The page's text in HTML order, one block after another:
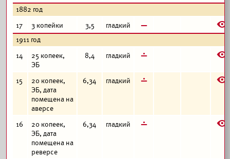
1882 год
17
3 копейки 3,5 гладкий в E
1911 год
14
25 копеек,
ЭБ
8,4 гладкий г E
15
20 копеек,
ЭБ, дата
помещена на
аверсе
6,34 гладкий г E
16
20 копеек,
ЭБ, дата
помещена на
реверсе
6,34 гладкий г E